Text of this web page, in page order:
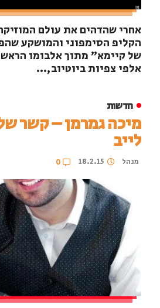
אחרי שהדהים את עולם
הקליפ הסימפוני והמושקע
של קיימא" מתוך אלבומו
אלפי צפיות ביוטיוב,...
חדשות
מיכה גמרמן – קשר
לייב
מנהל 18.2.15
0